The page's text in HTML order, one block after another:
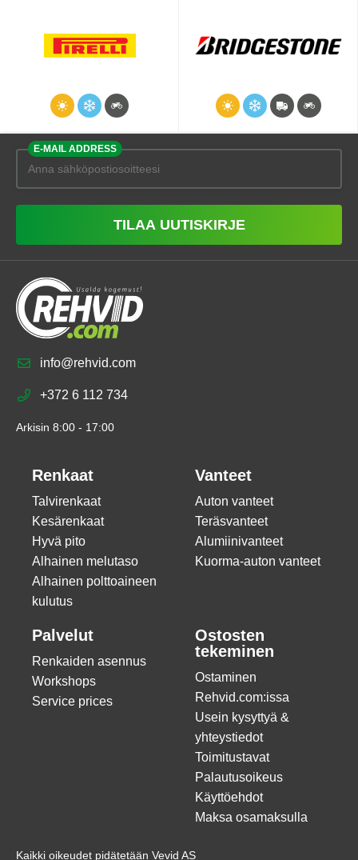
E-MAIL ADDRESS
TILAA UUTISKIRJE
info@rehvid.com
+372 6 112 734
Arkisin 8:00 - 17:00
Renkaat
Talvirenkaat
Kesärenkaat
Hyvä pito
Alhainen melutaso
Alhainen polttoaineen
kulutus
Vanteet
Auton vanteet
Teräsvanteet
Alumiinivanteet
Kuorma-auton vanteet
Palvelut
Renkaiden asennus
Workshops
Service prices
Ostosten
tekeminen
Ostaminen
Rehvid.com:issa
Usein kysyttyä &
yhteystiedot
Toimitustavat
Palautusoikeus
Käyttöehdot
Maksa osamaksulla
Kaikki oikeudet pidätetään Vevid AS